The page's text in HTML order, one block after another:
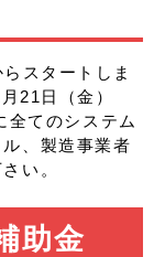
スタートしま
21日（金）
てのシステム
、製造事業者
い。
助金